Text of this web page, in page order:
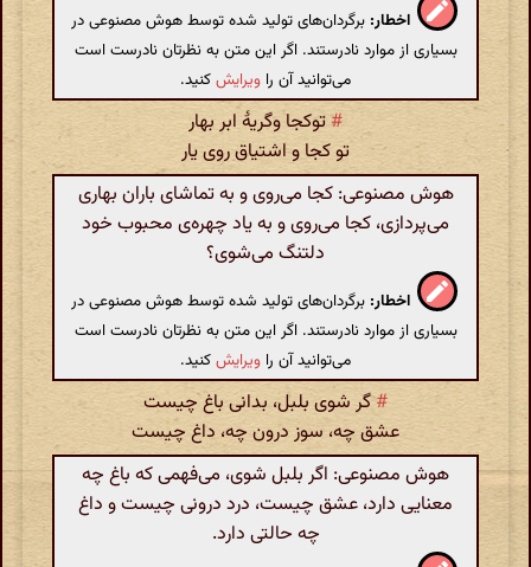
اخطار: برگردان‌های تولید شده توسط هوش مصنوعی در
بسیاری از موارد نادرستند. اگر این متن به نظرتان نادرست است
می‌توانید آن را ویرایشکنید.
# توکجا وگریهٔ ابر بهار
تو کجا و اشتیاق روی یار
هوش مصنوعی: کجا می‌روی و به تماشای باران بهاری
می‌پردازی، کجا می‌روی و به یاد چهره‌ی محبوب خود
دلتنگ می‌شوی؟
اخطار: برگردان‌های تولید شده توسط هوش مصنوعی در
بسیاری از موارد نادرستند. اگر این متن به نظرتان نادرست است
می‌توانید آن را ویرایشکنید.
#گر شوی بلبل‌، بدانی باغ چیست
عشق‌ چه‌،‌ سوز درون‌ چه‌، داغ چیست
هوش مصنوعی: اگر بلبل شوی، می‌فهمی که باغ چه
معنایی دارد، عشق چیست، درد درونی چیست و داغ
چه حالتی دارد.